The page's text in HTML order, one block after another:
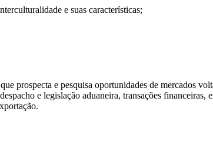
e suas características;
prospecta e pesquisa oportunidades de mercados
e legislação aduaneira, transações financeiras,